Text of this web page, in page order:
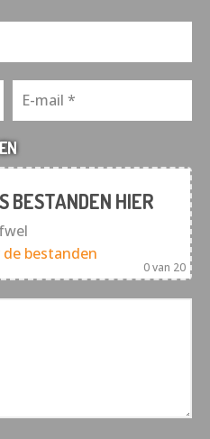
BESTANDEN HIER
bestanden
0van 20